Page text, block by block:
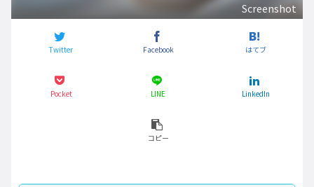
Screenshot
Twitter Facebook はてブ
Pocket LINE LinkedIn
コピー